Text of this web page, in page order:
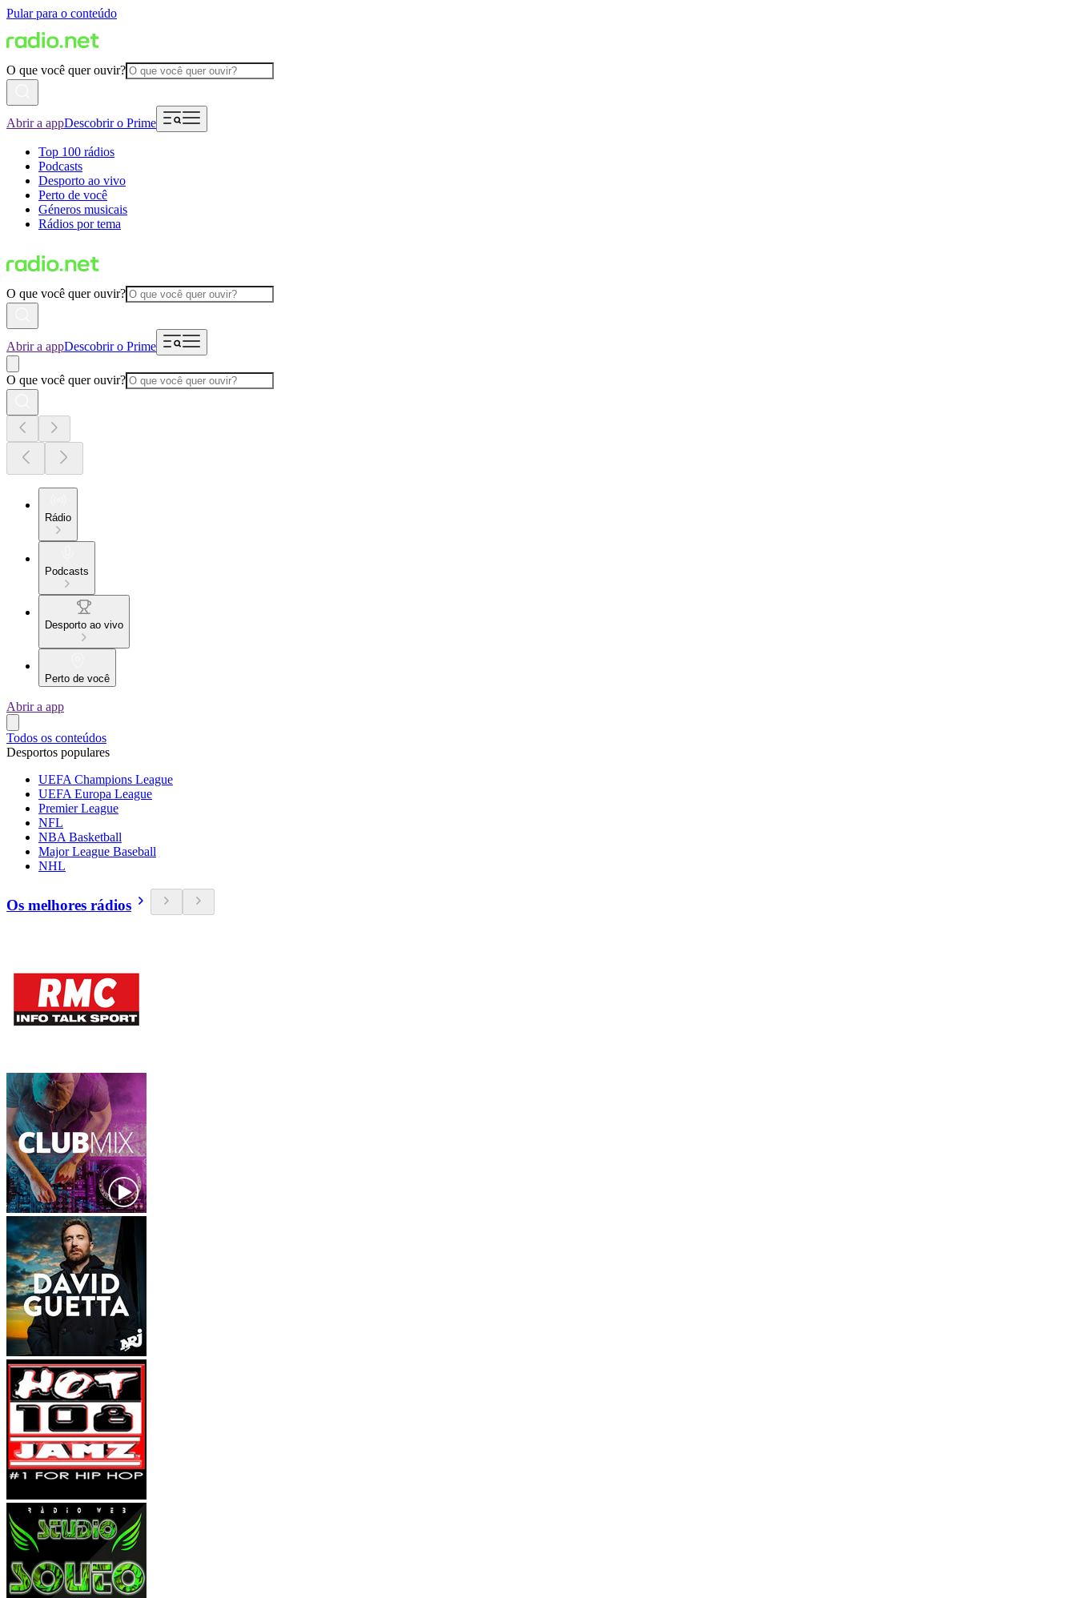
Pular para o conteúdo
O que você quer ouvir?
Abrir a appDescobrir o Prime
Top 100 rádios
Podcasts
Desporto ao vivo
Perto de você
Géneros musicais
Rádios por tema
O que você quer ouvir?
Abrir a appDescobrir o Prime
O que você quer ouvir?
Rádio
Podcasts
Desporto ao vivo
Perto de você
Abrir a app
Todos os conteúdos
Desportos populares
UEFA Champions League
UEFA Europa League
Premier League
NFL
NBA Basketball
Major League Baseball
NHL
Os melhores rádios